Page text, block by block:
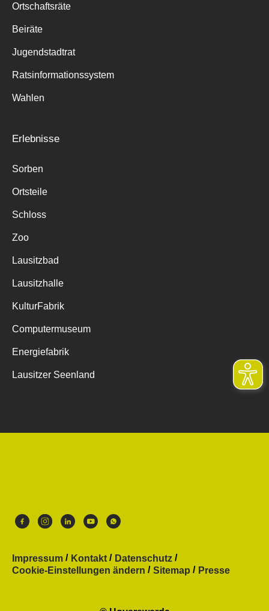
Ortschaftsräte
Beiräte
Jugendstadtrat
Ratsinformationssystem
Wahlen
Erlebnisse
Sorben
Ortsteile
Schloss
Zoo
Lausitzbad
Lausitzhalle
KulturFabrik
Computermuseum
Energiefabrik
Lausitzer Seenland
Impressum Kontakt
Datenschutz
Cookie-Einstellungen ändern
Sitemap Presse